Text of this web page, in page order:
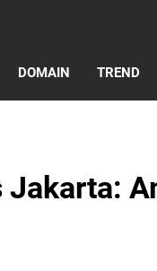
DOMAIN TREND
Jakarta: